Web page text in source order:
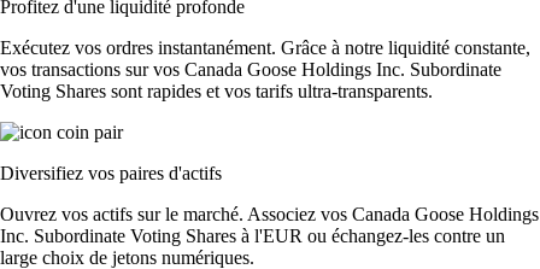
Profitez d'une liquidité profonde
Exécutez vos ordres instantanément. Grâce à notre liquidité constante,
vos transactions sur vos Canada Goose Holdings Inc. Subordinate
Voting Shares sont rapides et vos tarifs ultra-transparents.
Diversifiez vos paires d'actifs
Ouvrez vos actifs sur le marché. Associez vos Canada Goose Holdings
Inc. Subordinate Voting Shares à l'EUR ou échangez-les contre un
large choix de jetons numériques.